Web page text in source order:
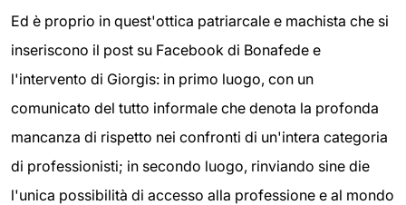
Ed è proprio in quest'ottica patriarcale e machista che si
inseriscono il post su Facebook di Bonafede e
l'intervento di Giorgis: in primo luogo, con un
comunicato del tutto informale che denota la profonda
mancanza di rispetto nei confronti di un'intera categoria
di professionisti; in secondo luogo, rinviando sine die
l'unica possibilità di accesso alla professione e al mondo